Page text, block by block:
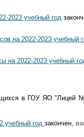
2023 учебный год
на 2022-2023 учебный
на 2022-2023 учебный
в ГОУ ЯО "Лицей
учебный год закончен,